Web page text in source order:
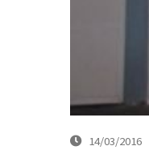
14/03/2016